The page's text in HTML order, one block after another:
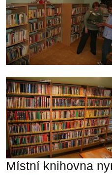
Místní knihovna